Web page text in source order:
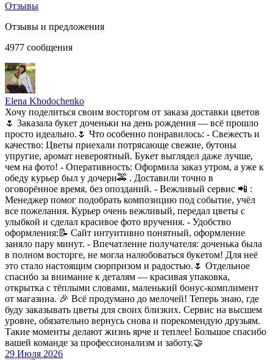
Отзывы
Отзывы и предложения
4977 сообщения
Elena Khodochenko
Хочу поделиться своим восторгом от заказа доставки цветов
🌷 Заказала букет доченьки на день рождения — всё прошло
просто идеально.🌷 Что особенно понравилось: - Свежесть и
качество: Цветы приехали потрясающе свежие, бутоны
упругие, аромат невероятный. Букет выглядел даже лучше,
чем на фото! - Оперативность: Оформила заказ утром, а уже к
обеду курьер был у дочери🚕 . Доставили точно в
оговорённое время, без опозданий. - Вежливый сервис 📲 :
Менеджер помог подобрать композицию под событие, учёл
все пожелания. Курьер очень вежливый, передал цветы с
улыбкой и сделал красивое фото вручения. - Удобство
оформления:📝 Сайт интуитивно понятный, оформление
заняло пару минут. - Впечатление получателя: доченька была
в полном восторге, не могла налюбоваться букетом! Для неё
это стало настоящим сюрпризом и радостью.🌷 Отдельное
спасибо за внимание к деталям — красивая упаковка,
открытка с тёплыми словами, маленький бонус-комплимент
от магазина. 🎉 Всё продумано до мелочей! Теперь знаю, где
буду заказывать цветы для своих близких. Сервис на высшем
уровне, обязательно вернусь снова и порекомендую друзьям.
Такие моменты делают жизнь ярче и теплее! Большое спасибо
вашей команде за профессионализм и заботу.🤝
29 Июля 2026